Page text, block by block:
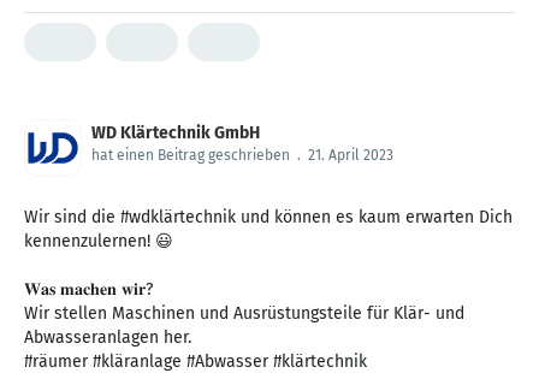
WD Klärtechnik GmbH
hat einen Beitrag geschrieben . 21. April 2023
Wir sind die #wdklärtechnik und können es kaum erwarten Dich
kennenzulernen! 😃
𝐖𝐚𝐬 𝐦𝐚𝐜𝐡𝐞𝐧 𝐰𝐢𝐫?
Wir stellen Maschinen und Ausrüstungsteile für Klär- und
Abwasseranlagen her.
#räumer #kläranlage #Abwasser #klärtechnik